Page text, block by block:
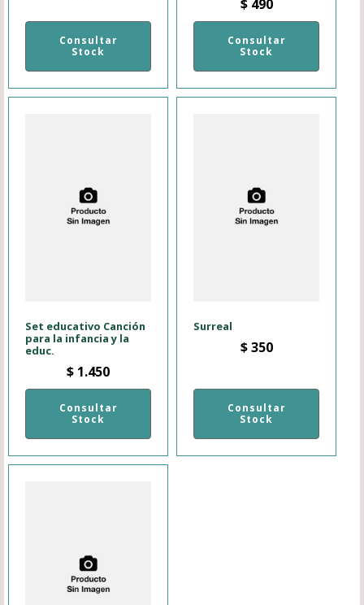
Consultar
Stock
$490
Consultar
Stock
Set educativo Canción
para la infancia y la
educ.
$ 1.450
Consultar
Stock
Surreal
$350
Consultar
Stock